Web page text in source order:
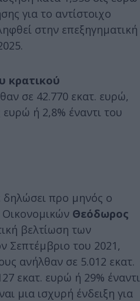
για το αντίστοιχο
στην επεξηγηματική
κρατικού
σε 42.770 εκατ. ευρώ,
ή 2,8% έναντι του
προ μηνός ο
Θεόδωρος
βελτίωση των
Σεπτέμβριο του 2021,
ανήλθαν σε 5.012 εκατ.
εκατ. ευρώ ή 29% έναντι
μια ισχυρή ένδειξη για